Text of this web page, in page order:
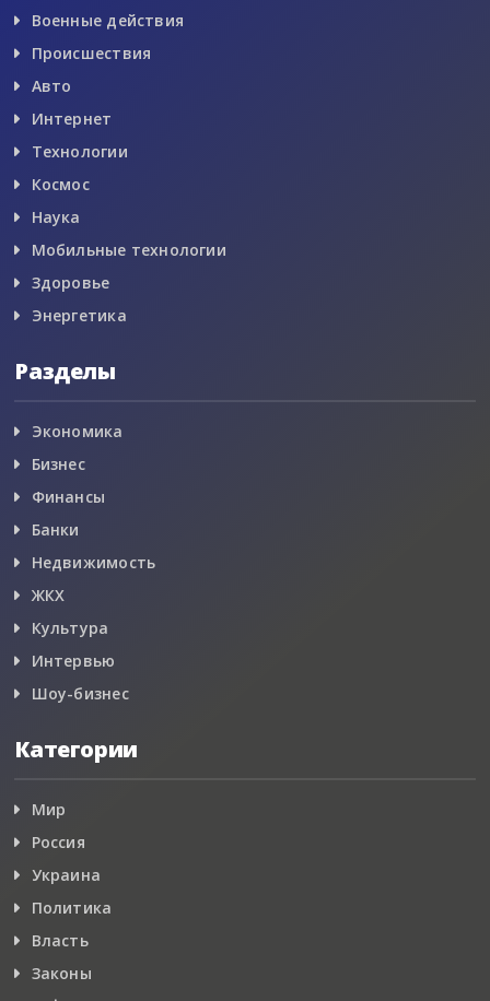
Военные действия
Происшествия
Авто
Интернет
Технологии
Космос
Наука
Мобильные технологии
Здоровье
Энергетика
Разделы
Экономика
Бизнес
Финансы
Банки
Недвижимость
ЖКХ
Культура
Интервью
Шоу-бизнес
Категории
Мир
Россия
Украина
Политика
Власть
Законы